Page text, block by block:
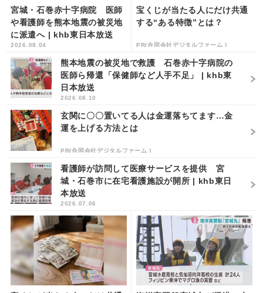
宮城・石巻赤十字病院 医師
や看護師を熊本地震の被災地
に派遣へ | khb東日本放送
2026.08.04
宝くじが当たる人にだけ共通
する“ある特徴”とは？
PR(合同会社デジタルファーム )
熊本地震の被災地で救護 石巻赤十字病院の
医師ら帰還「保健師など人手不足」 | khb東
日本放送
2026.08.10
玄関に〇〇置いてる人は金運落ちてます…金
運を上げる方法とは
PR(合同会社デジタルファーム )
看護師が訪問して医療サービスを提供 宮
城・石巻市に在宅看護施設が開所 | khb東日
本放送
2026.07.06